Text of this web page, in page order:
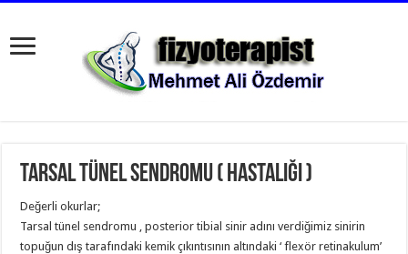
Tarsal Tünel Sendromu ( Hastalığı )
Değerli okurlar;
Tarsal tünel sendromu , posterior tibial sinir adını verdiğimiz sinirin
topuğun dış tarafındaki kemik çıkıntısının altındaki ‘ flexör retinakulum’